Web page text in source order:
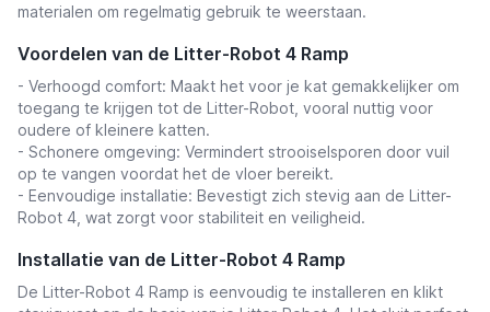
materialen om regelmatig gebruik te weerstaan.
Voordelen van de Litter-Robot 4 Ramp
- Verhoogd comfort: Maakt het voor je kat gemakkelijker om
toegang te krijgen tot de Litter-Robot, vooral nuttig voor
oudere of kleinere katten.
- Schonere omgeving: Vermindert strooiselsporen door vuil
op te vangen voordat het de vloer bereikt.
- Eenvoudige installatie: Bevestigt zich stevig aan de Litter-
Robot 4, wat zorgt voor stabiliteit en veiligheid.
Installatie van de Litter-Robot 4 Ramp
De Litter-Robot 4 Ramp is eenvoudig te installeren en klikt